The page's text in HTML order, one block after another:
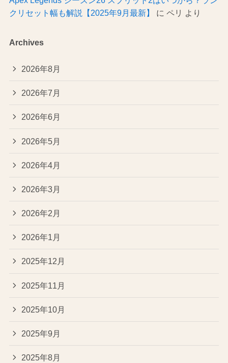
クリセット幅も解説【2025年9月最新】
に ペリ より
Archives
2026年8月
2026年7月
2026年6月
2026年5月
2026年4月
2026年3月
2026年2月
2026年1月
2025年12月
2025年11月
2025年10月
2025年9月
2025年8月